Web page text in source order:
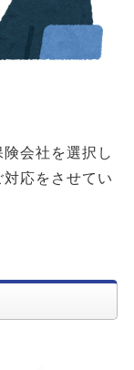
会社を選択し
応をさせてい